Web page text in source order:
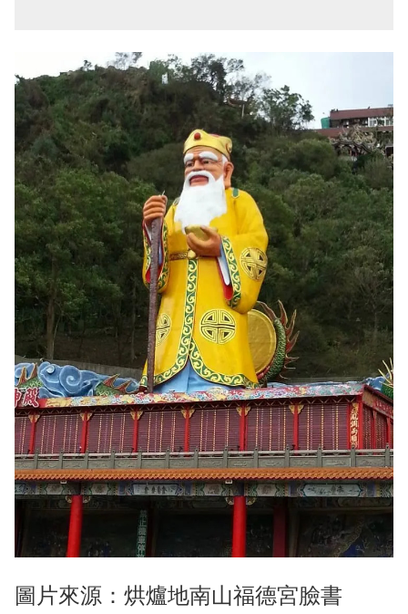
圖片來源：烘爐地南山福德宮臉書